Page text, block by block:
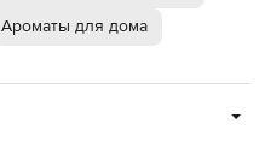
Ароматы для дома